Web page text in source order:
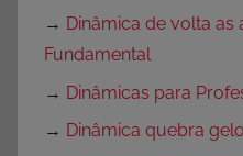
→ Dinâmica de volta as
Fundamental
→ Dinâmicas para
→ Dinâmica quebra gelo